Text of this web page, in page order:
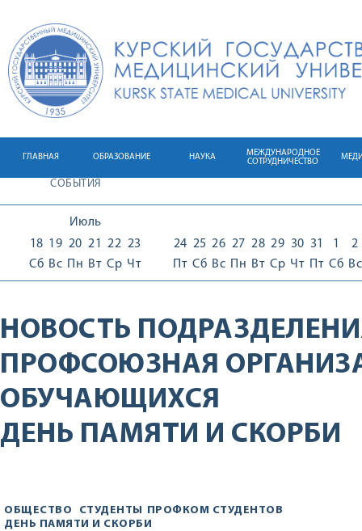
ГЛАВНАЯ ОБРАЗОВАНИЕ НАУКА
МЕЖДУНАРОДНОЕ
СОТРУДНИЧЕСТВО
СОБЫТИЯ
Июль
18
Сб
19
Вс
20
Пн
21
Вт
22
Ср
23
Чт
24
Пт
25
Сб
26
Вс
27
Пн
28
Вт
29
Ср
30
Чт
31
Пт
1
Сб
2
Вс
НОВОСТЬ
ПРОФСОЮЗНАЯ
ОБУЧАЮЩИХСЯ
ДЕНЬ ПАМЯТИ И СКОРБИ
ОБЩЕСТВО СТУДЕНТЫ ПРОФКОМ СТУДЕНТОВ
ДЕНЬ ПАМЯТИ И СКОРБИ